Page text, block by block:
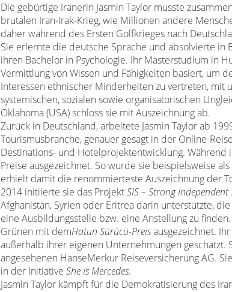
Die gebürtige Iranerin Jasmin Taylor musste
brutalen Iran-Irak-Krieg, wie Millionen andere
daher während des Ersten Golfkrieges nach
Sie erlernte die deutsche Sprache und absolvierte in
ihren Bachelor in Psychologie. Ihr Masterstudium in
Vermittlung von Wissen und Fähigkeiten basiert, um
Interessen ethnischer Minderheiten zu vertreten,
systemischen, sozialen sowie organisatorischen
Oklahoma (USA) schloss sie mit Auszeichnung ab.
Zurück in Deutschland, arbeitete Jasmin Taylor ab
Tourismusbranche, genauer gesagt in der Online-
Destinations- und Hotelprojektentwicklung.
Preise ausgezeichnet. So wurde sie beispielsweise
erhielt damit die renommierteste Auszeichnung der
2014 initiierte sie das ProjektSIS – Strong Independent
Afghanistan, Syrien oder Eritrea darin unterstützte,
eine Ausbildungsstelle bzw. eine Anstellung zu
Grünen mit demHatun Sürücü-Preisausgezeichnet.
außerhalb ihrer eigenen Unternehmungen
angesehenen HanseMerkur Reiseversicherung AG.
in der Initiative She Is Mercedes.
Jasmin Taylor kämpft für die Demokratisierung des